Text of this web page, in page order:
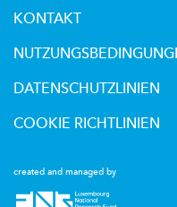
created and managed by
KONTAKT
DATENSCHUTZLINIEN
COOKIE RICHTLINIEN